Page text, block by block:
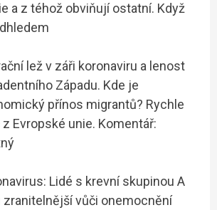
a z téhož obviňují ostatní. Když
lež v záři koronaviru a lenost
Západu. Kde je
přínos migrantů? Rychle
z Evropské unie. Komentář:
Lidé s krevní skupinou A
zranitelnější vůči onemocnění